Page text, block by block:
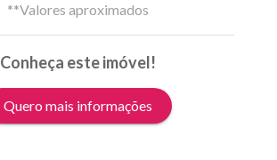
**Valores aproximados
Conheça este imóvel!
Quero mais informações